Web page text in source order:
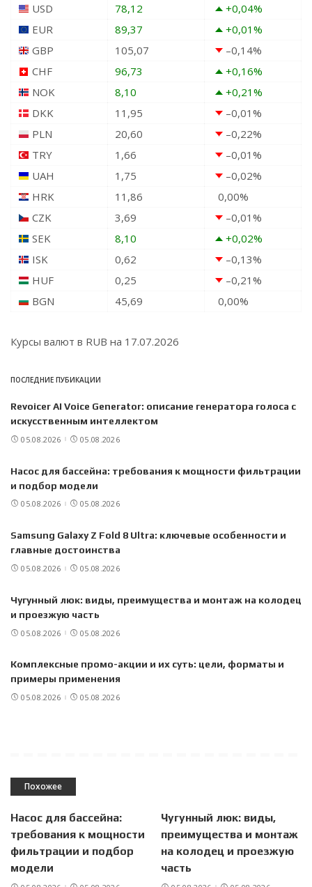
USD
78,12 +0,04%
EUR
89,37 +0,01%
GBP
105,07 –0,14%
CHF
96,73 +0,16%
NOK
8,10 +0,21%
DKK
11,95 –0,01%
PLN
20,60 –0,22%
TRY
1,66 –0,01%
UAH
1,75 –0,02%
HRK
11,86 0,00%
CZK
3,69 –0,01%
SEK
8,10 +0,02%
ISK
0,62 –0,13%
HUF
0,25 –0,21%
BGN
45,69 0,00%
Курсы валют в RUB на 17.07.2026
ПОСЛЕДНИЕ ПУБИКАЦИИ
Revoicer AI Voice Generator: описание генератора голоса с
искусственным интеллектом
05.08.2026 05.08.2026
Насос для бассейна: требования к мощности фильтрации
и подбор модели
05.08.2026 05.08.2026
Samsung Galaxy Z Fold 8 Ultra: ключевые особенности и
главные достоинства
05.08.2026 05.08.2026
Чугунный люк: виды, преимущества и монтаж на колодец
и проезжую часть
05.08.2026 05.08.2026
Комплексные промо-акции и их суть: цели, форматы и
примеры применения
05.08.2026 05.08.2026
Похожее
Насос для бассейна:
требования к мощности
фильтрации и подбор
модели
Чугунный люк: виды,
преимущества и монтаж
на колодец и проезжую
часть